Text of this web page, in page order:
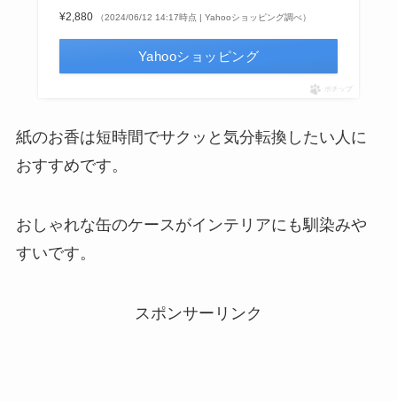
¥2,880 （2024/06/12 14:17時点 | Yahooショッピング調べ）
Yahooショッピング
ポチップ
紙のお香は短時間でサクッと気分転換したい人に
おすすめです。
おしゃれな缶のケースがインテリアにも馴染みや
すいです。
スポンサーリンク